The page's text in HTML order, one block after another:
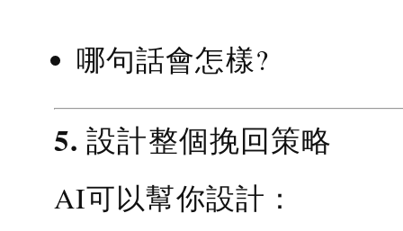
哪句話會怎樣?
5. 設計整個挽回策略
AI可以幫你設計：